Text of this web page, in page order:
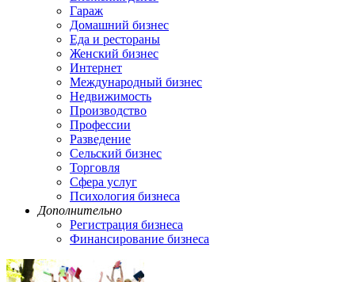
Гараж
Домашний бизнес
Еда и рестораны
Женский бизнес
Интернет
Международный бизнес
Недвижимость
Производство
Профессии
Разведение
Сельский бизнес
Торговля
Сфера услуг
Психология бизнеса
Дополнительно
Регистрация бизнеса
Финансирование бизнеса